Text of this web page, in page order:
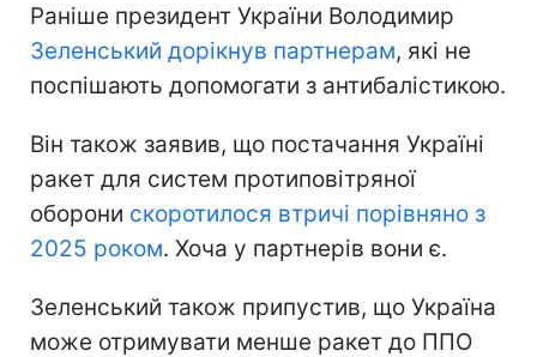
Раніше президент України Володимир
Зеленський дорікнув партнерам, які не
поспішають допомогати з антибалістикою.
Він також заявив, що постачання Україні
ракет для систем протиповітряної
оборони скоротилося втричі порівняно з
2025 роком. Хоча у партнерів вони є.
Зеленський також припустив, що Україна
може отримувати менше ракет до ППО